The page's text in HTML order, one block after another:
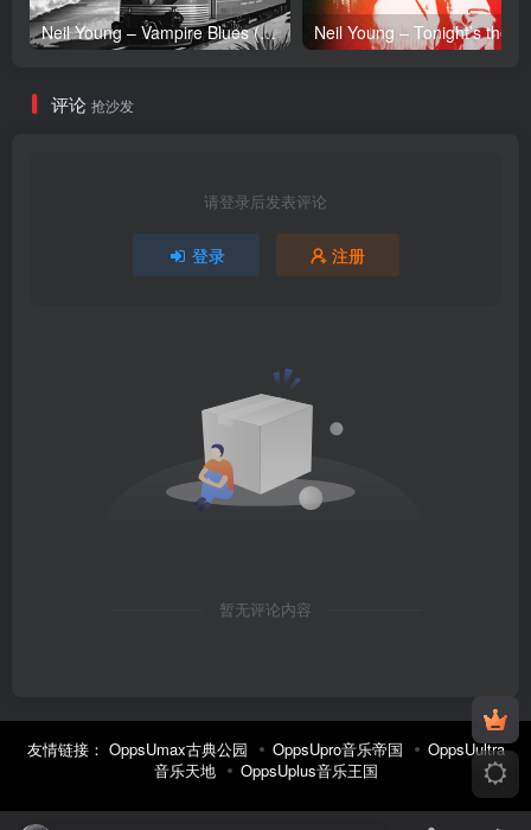
Neil Young – Vampire Blues (Live) – Single(054391239303)【24bit／96.0kHz】土耳其区
评论 抢沙发
请登录后发表评论
登录 注册
暂无评论内容
友情链接： OppsUmax古典公园 OppsUpro音乐帝国
OppsUultra
音乐天地
OppsUplus音乐王国